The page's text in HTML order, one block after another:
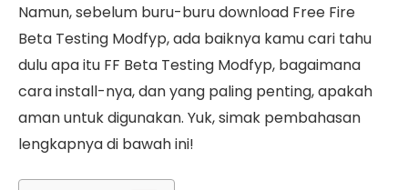
Namun, sebelum buru-buru download Free Fire
Beta Testing Modfyp, ada baiknya kamu cari tahu
dulu apa itu FF Beta Testing Modfyp, bagaimana
cara install-nya, dan yang paling penting, apakah
aman untuk digunakan. Yuk, simak pembahasan
lengkapnya di bawah ini!